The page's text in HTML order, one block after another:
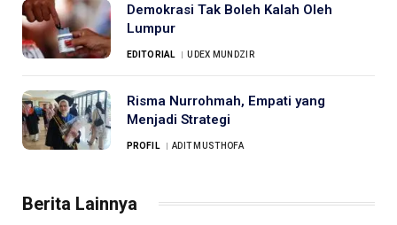
Demokrasi Tak Boleh Kalah Oleh
Lumpur
EDITORIAL UDEX MUNDZIR
Risma Nurrohmah, Empati yang
Menjadi Strategi
PROFIL ADIT MUSTHOFA
Berita Lainnya